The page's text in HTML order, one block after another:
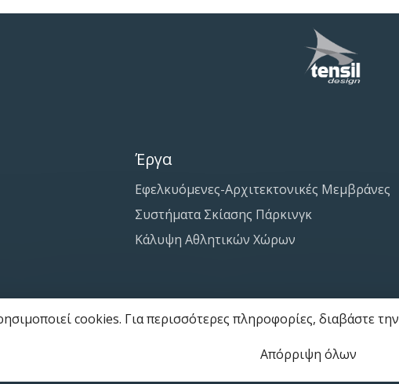
Έργα
Εφελκυόμενες-Αρχιτεκτονικές Μεμβράνες
Συστήματα Σκίασης Πάρκινγκ
Κάλυψη Αθλητικών Χώρων
cookies. Για περισσότερες πληροφορίες, διαβάστε την
Απόρριψη όλων